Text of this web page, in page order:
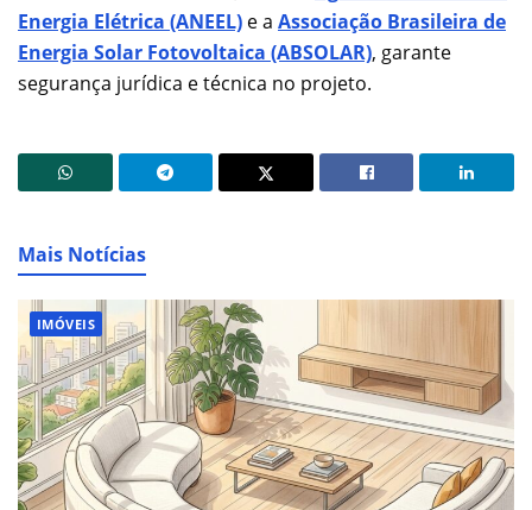
Energia Elétrica (ANEEL) e a Associação Brasileira de
Energia Solar Fotovoltaica (ABSOLAR), garante
segurança jurídica e técnica no projeto.
Mais Notícias
IMÓVEIS